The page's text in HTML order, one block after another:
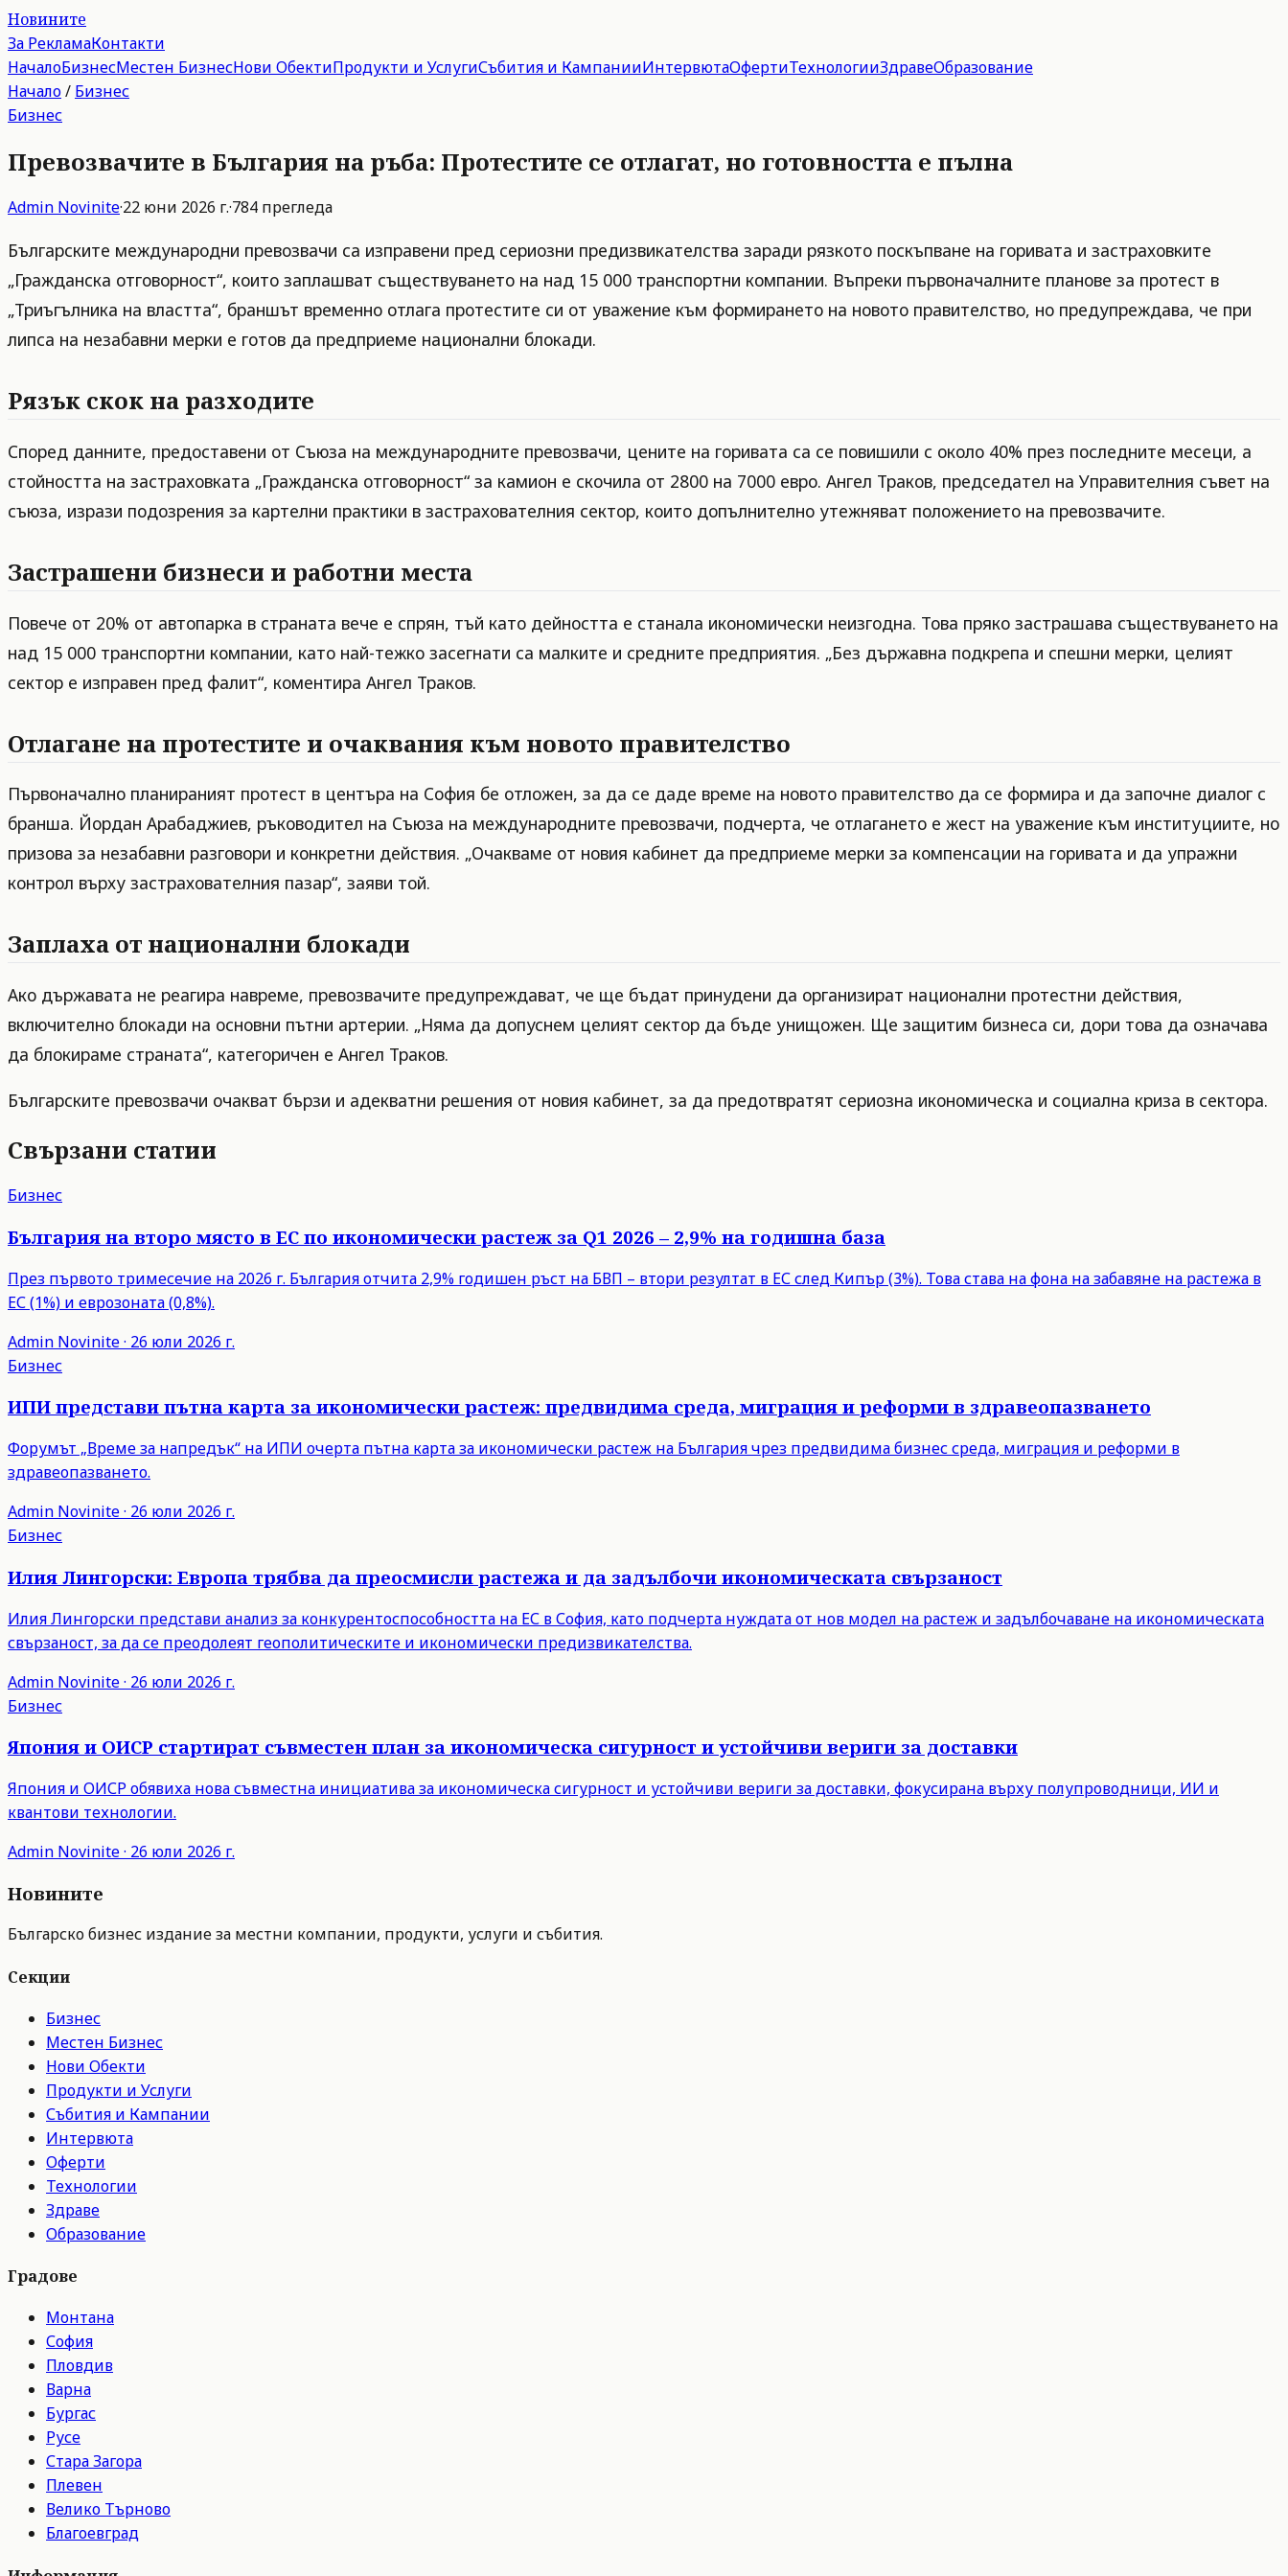
Новините
За РекламаКонтакти
НачалоБизнесМестен БизнесНови ОбектиПродукти и УслугиСъбития и КампанииИнтервютаОфертиТехнологииЗдравеОбразование
Начало/ Бизнес
Бизнес
Превозвачите в България на ръба: Протестите се отлагат, но готовността е пълна
Admin Novinite·22 юни 2026 г.·784 прегледа
Българските международни превозвачи са изправени пред сериозни предизвикателства заради рязкото поскъпване на горивата и застраховките
„Гражданска отговорност“, които заплашват съществуването на над 15 000 транспортни компании. Въпреки първоначалните планове за протест в
„Триъгълника на властта“, браншът временно отлага протестите си от уважение към формирането на новото правителство, но предупреждава, че при
липса на незабавни мерки е готов да предприеме национални блокади.
Рязък скок на разходите
Според данните, предоставени от Съюза на международните превозвачи, цените на горивата са се повишили с около 40% през последните месеци, а
стойността на застраховката „Гражданска отговорност“ за камион е скочила от 2800 на 7000 евро. Ангел Траков, председател на Управителния съвет на
съюза, изрази подозрения за картелни практики в застрахователния сектор, които допълнително утежняват положението на превозвачите.
Застрашени бизнеси и работни места
Повече от 20% от автопарка в страната вече е спрян, тъй като дейността е станала икономически неизгодна. Това пряко застрашава съществуването на
над 15 000 транспортни компании, като най-тежко засегнати са малките и средните предприятия. „Без държавна подкрепа и спешни мерки, целият
сектор е изправен пред фалит“, коментира Ангел Траков.
Отлагане на протестите и очаквания към новото правителство
Първоначално планираният протест в центъра на София бе отложен, за да се даде време на новото правителство да се формира и да започне диалог с
бранша. Йордан Арабаджиев, ръководител на Съюза на международните превозвачи, подчерта, че отлагането е жест на уважение към институциите, но
призова за незабавни разговори и конкретни действия. „Очакваме от новия кабинет да предприеме мерки за компенсации на горивата и да упражни
контрол върху застрахователния пазар“, заяви той.
Заплаха от национални блокади
Ако държавата не реагира навреме, превозвачите предупреждават, че ще бъдат принудени да организират национални протестни действия,
включително блокади на основни пътни артерии. „Няма да допуснем целият сектор да бъде унищожен. Ще защитим бизнеса си, дори това да означава
да блокираме страната“, категоричен е Ангел Траков.
Българските превозвачи очакват бързи и адекватни решения от новия кабинет, за да предотвратят сериозна икономическа и социална криза в сектора.
Свързани статии
Бизнес
България на второ място в ЕС по икономически растеж за Q1 2026 – 2,9% на годишна база
През първото тримесечие на 2026 г. България отчита 2,9% годишен ръст на БВП – втори резултат в ЕС след Кипър (3%). Това става на фона на забавяне на растежа в
ЕС (1%) и еврозоната (0,8%).
Admin Novinite· 26 юли 2026 г.
Бизнес
ИПИ представи пътна карта за икономически растеж: предвидима среда, миграция и реформи в здравеопазването
Форумът „Време за напредък“ на ИПИ очерта пътна карта за икономически растеж на България чрез предвидима бизнес среда, миграция и реформи в
здравеопазването.
Admin Novinite· 26 юли 2026 г.
Бизнес
Илия Лингорски: Европа трябва да преосмисли растежа и да задълбочи икономическата свързаност
Илия Лингорски представи анализ за конкурентоспособността на ЕС в София, като подчерта нуждата от нов модел на растеж и задълбочаване на икономическата
свързаност, за да се преодолеят геополитическите и икономически предизвикателства.
Admin Novinite· 26 юли 2026 г.
Бизнес
Япония и ОИСР стартират съвместен план за икономическа сигурност и устойчиви вериги за доставки
Япония и ОИСР обявиха нова съвместна инициатива за икономическа сигурност и устойчиви вериги за доставки, фокусирана върху полупроводници, ИИ и
квантови технологии.
Admin Novinite· 26 юли 2026 г.
Новините
Българско бизнес издание за местни компании, продукти, услуги и събития.
Секции
Бизнес
Местен Бизнес
Нови Обекти
Продукти и Услуги
Събития и Кампании
Интервюта
Оферти
Технологии
Здраве
Образование
Градове
Монтана
София
Пловдив
Варна
Бургас
Русе
Стара Загора
Плевен
Велико Търново
Благоевград